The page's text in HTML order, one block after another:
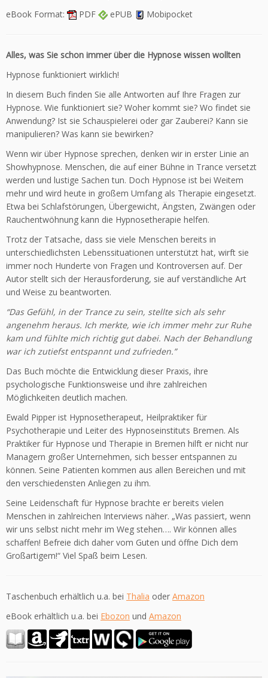
eBook Format:
PDF ePUB Mobipocket
Alles, was Sie schon immer über die Hypnose wissen wollten
Hypnose funktioniert wirklich!
In diesem Buch finden Sie alle Antworten auf Ihre Fragen zur
Hypnose. Wie funktioniert sie? Woher kommt sie? Wo findet sie
Anwendung? Ist sie Schauspielerei oder gar Zauberei? Kann sie
manipulieren? Was kann sie bewirken?
Wenn wir über Hypnose sprechen, denken wir in erster Linie an
Showhypnose. Menschen, die auf einer Bühne in Trance versetzt
werden und lustige Sachen tun. Doch Hypnose ist bei Weitem
mehr und wird heute in großem Umfang als Therapie eingesetzt.
Etwa bei Schlafstörungen, Übergewicht, Ängsten, Zwängen oder
Rauchentwöhnung kann die Hypnosetherapie helfen.
Trotz der Tatsache, dass sie viele Menschen bereits in
unterschiedlichsten Lebenssituationen unterstützt hat, wirft sie
immer noch Hunderte von Fragen und Kontroversen auf. Der
Autor stellt sich der Herausforderung, sie auf verständliche Art
und Weise zu beantworten.
“Das Gefühl, in der Trance zu sein, stellte sich als sehr
angenehm heraus. Ich merkte, wie ich immer mehr zur Ruhe
kam und fühlte mich richtig gut dabei. Nach der Behandlung
war ich zutiefst entspannt und zufrieden.”
Das Buch möchte die Entwicklung dieser Praxis, ihre
psychologische Funktionsweise und ihre zahlreichen
Möglichkeiten deutlich machen.
Ewald Pipper ist Hypnosetherapeut, Heilpraktiker für
Psychotherapie und Leiter des Hypnoseinstituts Bremen. Als
Praktiker für Hypnose und Therapie in Bremen hilft er nicht nur
Managern großer Unternehmen, sich besser entspannen zu
können. Seine Patienten kommen aus allen Bereichen und mit
den verschiedensten Anliegen zu ihm.
Seine Leidenschaft für Hypnose brachte er bereits vielen
Menschen in zahlreichen Interviews näher. „Was passiert, wenn
wir uns selbst nicht mehr im Weg stehen…. Wir können alles
schaffen! Befreie dich daher vom Guten und öffne Dich dem
Großartigem!“ Viel Spaß beim Lesen.
Taschenbuch erhältlich u.a. bei Thalia oder Amazon
eBook erhältlich u.a. bei Ebozon und Amazon